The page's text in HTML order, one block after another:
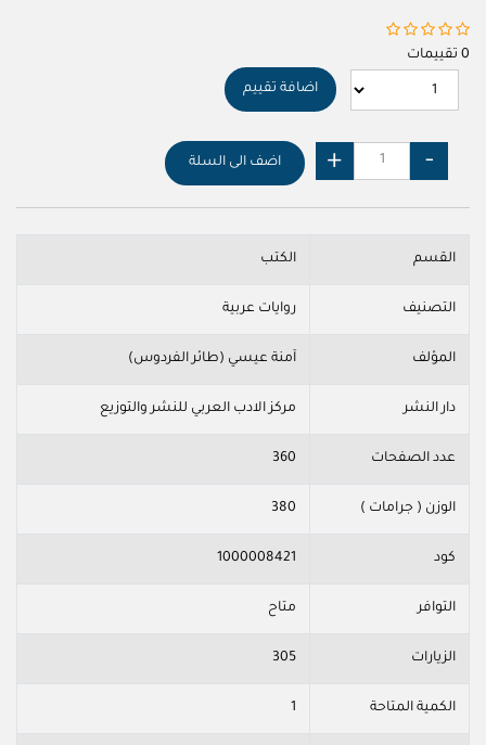
0 تقييمات
اضافة تقييم
اضف الى السلة
القسم الكتب
التصنيف روايات عربية
المؤلف آمنة عيسي (طائر الفردوس)
دار النشر مركز الادب العربي للنشر والتوزيع
عدد الصفحات 360
الوزن ( جرامات ) 380
كود 1000008421
التوافر متاح
الزيارات 305
الكمية المتاحة 1